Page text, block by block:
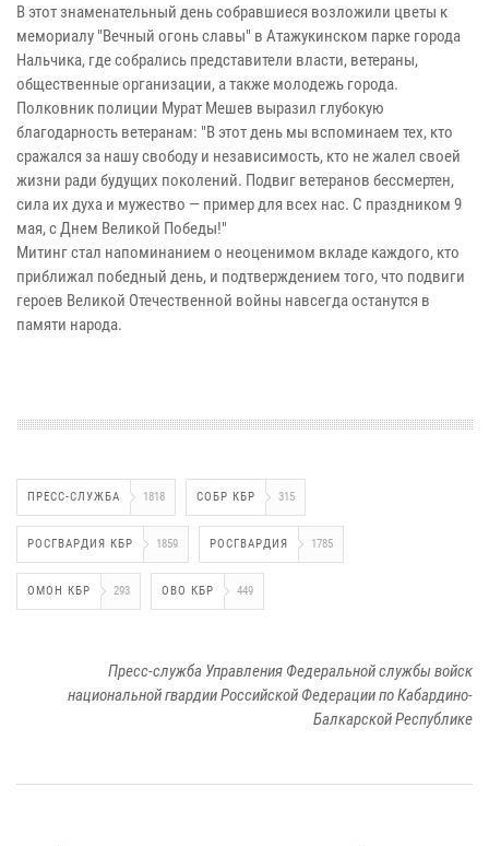
В этот знаменательный день собравшиеся возложили цветы к
мемориалу "Вечный огонь славы" в Атажукинском парке города
Нальчика, где собрались представители власти, ветераны,
общественные организации, а также молодежь города.
Полковник полиции Мурат Мешев выразил глубокую
благодарность ветеранам: "В этот день мы вспоминаем тех, кто
сражался за нашу свободу и независимость, кто не жалел своей
жизни ради будущих поколений. Подвиг ветеранов бессмертен,
сила их духа и мужество — пример для всех нас. С праздником 9
мая, с Днем Великой Победы!"
Митинг стал напоминанием о неоценимом вкладе каждого, кто
приближал победный день, и подтверждением того, что подвиги
героев Великой Отечественной войны навсегда останутся в
памяти народа.
ПРЕСС-СЛУЖБА 1818 СОБР КБР 315
РОСГВАРДИЯ КБР 1859 РОСГВАРДИЯ 1785
ОМОН КБР 293 ОВО КБР 449
Пресс-служба Управления Федеральной службы войск
национальной гвардии Российской Федерации по Кабардино-
Балкарской Республике